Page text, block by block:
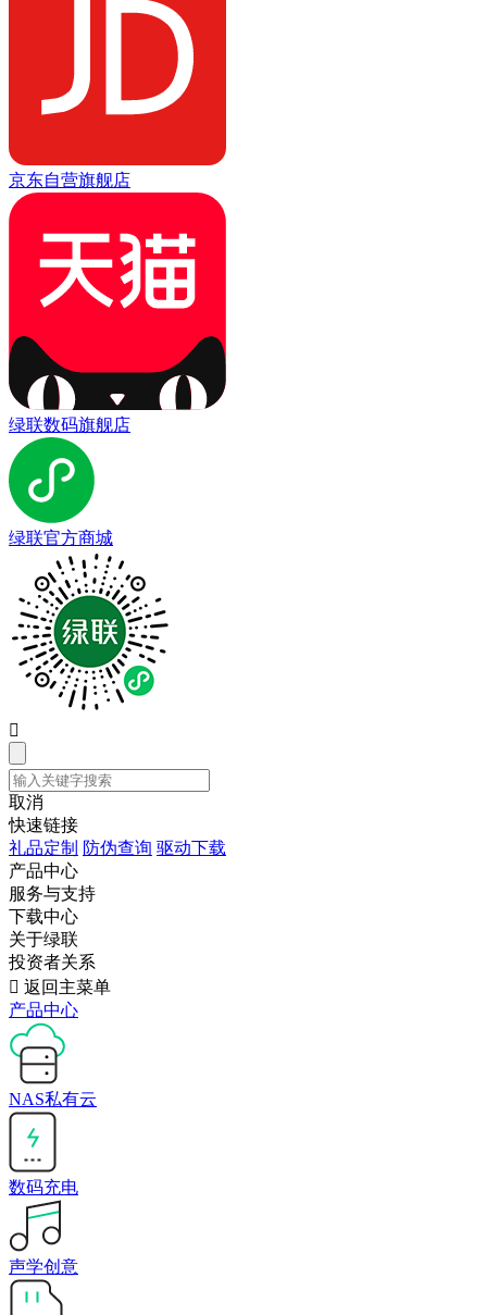
京东自营旗舰店
绿联数码旗舰店
绿联官方商城

取消
快速链接
礼品定制 防伪查询 驱动下载
产品中心
服务与支持
下载中心
关于绿联
投资者关系
 返回主菜单
产品中心
NAS私有云
数码充电
声学创意